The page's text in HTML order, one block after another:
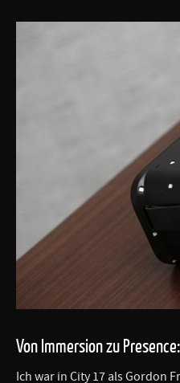
Von Immersion zu
Ich war in City 17 als Gordon